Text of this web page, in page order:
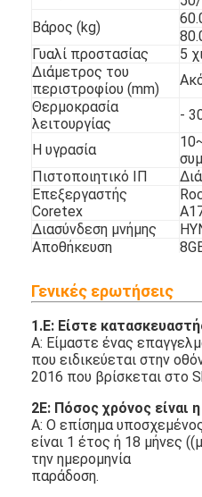
Βάρος (kg)
Γυαλί προστασίας
5
Διάμετρος του
περιστροφίου (mm)
Θερμοκρασία
λειτουργίας
-
Η υγρασία
Πιστοποιητικό ΙΠ
Επεξεργαστής
Coretex
Διασύνδεση μνήμης
Αποθήκευση
Πολυμέσα
βίντεο
Γενικές ερωτήσεις
1.Ε: Είστε
Α: Είμαστε ένας
που ειδικεύεται στην
2016 που βρίσκεται στο
2Ε: Πόσος χρόνος είναι
Α: Ο επίσημα
είναι 1 έτος ή 18 μήνες
την ημερομηνία
παράδοση.